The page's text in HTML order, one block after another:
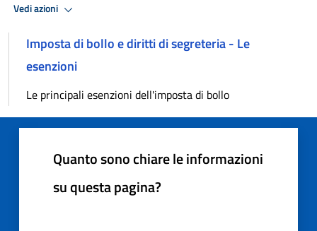
Vedi azioni
Imposta di bollo e diritti di segreteria - Le
esenzioni
Le principali esenzioni dell'imposta di bollo
Quanto sono chiare le informazioni
su questa pagina?